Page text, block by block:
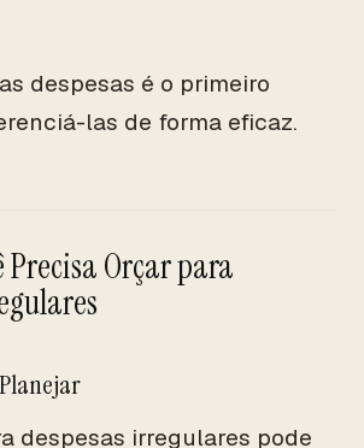
despesas é o primeiro
las de forma eficaz.
Precisa Orçar para
despesas irregulares pode